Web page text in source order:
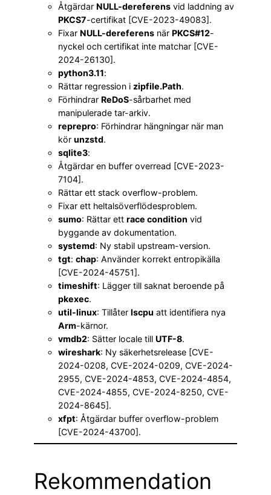
Åtgärdar NULL-dereferens vid laddning av
PKCS7-certifikat [CVE-2023-49083].
Fixar NULL-dereferens när PKCS#12-
nyckel och certifikat inte matchar [CVE-
2024-26130].
python3.11:
Rättar regression i zipfile.Path.
Förhindrar ReDoS-sårbarhet med
manipulerade tar-arkiv.
reprepro: Förhindrar hängningar när man
kör unzstd.
sqlite3:
Åtgärdar en buffer overread [CVE-2023-
7104].
Rättar ett stack overflow-problem.
Fixar ett heltalsöverflödesproblem.
sumo: Rättar ett race condition vid
byggande av dokumentation.
systemd: Ny stabil upstream-version.
tgt: chap: Använder korrekt entropikälla
[CVE-2024-45751].
timeshift: Lägger till saknat beroende på
pkexec.
util-linux: Tillåter lscpu att identifiera nya
Arm-kärnor.
vmdb2: Sätter locale till UTF-8.
wireshark: Ny säkerhetsrelease [CVE-
2024-0208, CVE-2024-0209, CVE-2024-
2955, CVE-2024-4853, CVE-2024-4854,
CVE-2024-4855, CVE-2024-8250, CVE-
2024-8645].
xfpt: Åtgärdar buffer overflow-problem
[CVE-2024-43700].
Rekommendation